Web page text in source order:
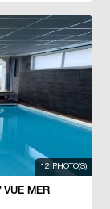
12 PHOTO(S)
VUE MER